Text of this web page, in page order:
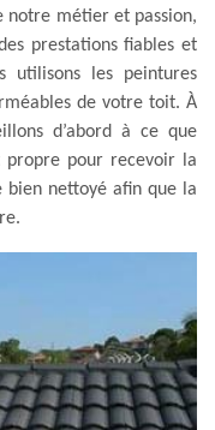
notre métier et passion,
prestations fiables et
utilisons les peintures
de votre toit. À
d’abord à ce que
pour recevoir la
bien nettoyé afin que la